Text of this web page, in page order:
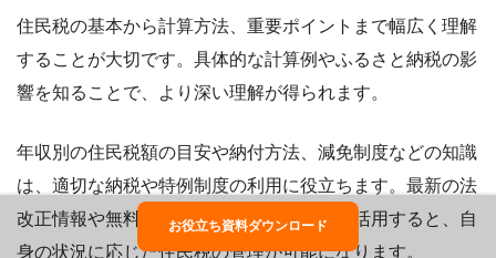
住民税の基本から計算方法、重要ポイントまで幅広く理解
することが大切です。具体的な計算例やふるさと納税の影
響を知ることで、より深い理解が得られます。
年収別の住民税額の目安や納付方法、減免制度などの知識
は、適切な納税や特例制度の利用に役立ちます。最新の法
改正情報や無料のオンライン計算ツールも活用すると、自
身の状況に応じた住民税の管理が可能になります。
お役立ち資料ダウンロード